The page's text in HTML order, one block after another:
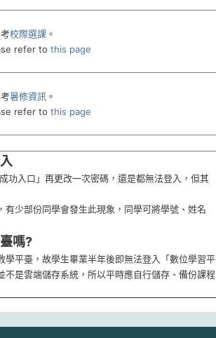
校際選課 。
refer to this page
暑修資訊 。
refer to this page
功入口」再更改一次密碼，還是都無法登入，但其
少部份同學會發生此現象，同學可將學號、姓名
嗎?
平臺，故學生畢業半年後即無法登入「數位學習平
是雲端儲存系統，所以平時應自行儲存、備份課程